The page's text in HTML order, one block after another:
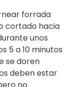
forrada
cortado hacia
unos
5 a 10 minutos
se doren
deben estar